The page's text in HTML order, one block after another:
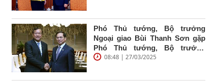
Phó Thủ tướng, Bộ trưởng
Ngoại giao Bùi Thanh Sơn gặp
Phó Thủ tướng, Bộ trưởng
Ngoại giao và Hợp tác quốc tế
08:48 | 27/03/2025